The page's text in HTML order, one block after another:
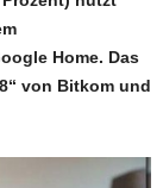
Home. Das
von Bitkom und